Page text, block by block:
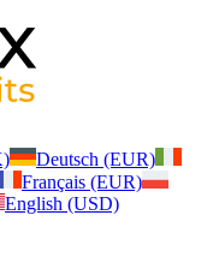
Deutsch (EUR)
Français (EUR)
English (USD)